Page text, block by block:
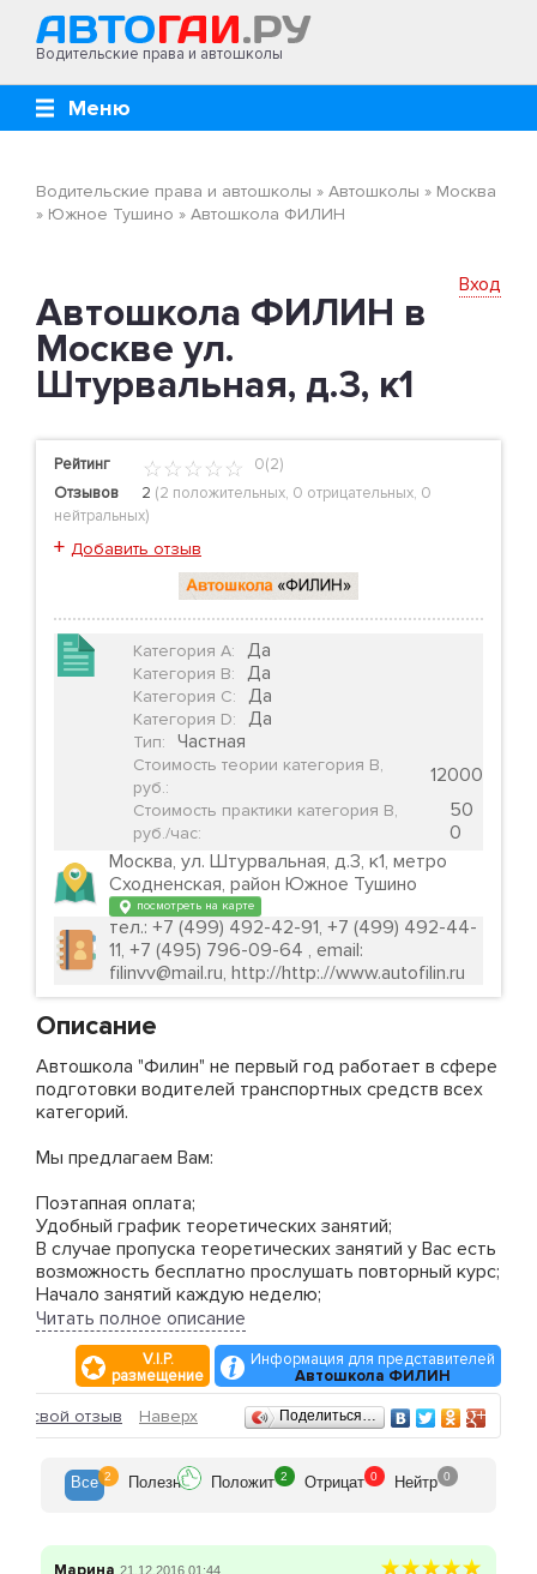
Водительские права и автошколы
Меню
Водительские права и автошколы » Автошколы » Москва
» Южное Тушино » Автошкола ФИЛИН
Вход
Автошкола ФИЛИН в
Москве ул.
Штурвальная, д.3, к1
Рейтинг
0(2)
Отзывов
2 (2 положительных, 0 отрицательных, 0
нейтральных)
+ Добавить отзыв
Категория А: Да
Категория B: Да
Категория C: Да
Категория D: Да
Тип: Частная
Стоимость теории категория B,
руб.:
12000
Стоимость практики категория B,
руб./час:
50
0
Москва, ул. Штурвальная, д.3, к1, метро
Сходненская, район Южное Тушино
посмотреть на карте
тел.: +7 (499) 492-42-91, +7 (499) 492-44-
11, +7 (495) 796-09-64 , email:
filinvv@mail.ru, http://http:.//www.autofilin.ru
Описание
Автошкола "Филин" не первый год работает в сфере
подготовки водителей транспортных средств всех
категорий.
Мы предлагаем Вам:
Поэтапная оплата;
Удобный график теоретических занятий;
В случае пропуска теоретических занятий у Вас есть
возможность бесплатно прослушать повторный курс;
Начало занятий каждую неделю;
Свободный график посещения занятий по
теоретической части;
Практические занятия с инструктором по вождению
проводятся в любое удобное время по будням и
выходным дням ( график практических занятий
оговаривается персонально с инструктором.);
(теоретическая часть) по программе аналогичной в
ГИБДД;
автошколы;
Читать полное описание
V.I.P.
размещение
Информация для представителей
Автошкола ФИЛИН
Отзывы
свой отзыв Наверх Поделиться…
Все 2 Полезн Положит 2 Отрицат 0 Нейтр 0
21.12.2016 01:44